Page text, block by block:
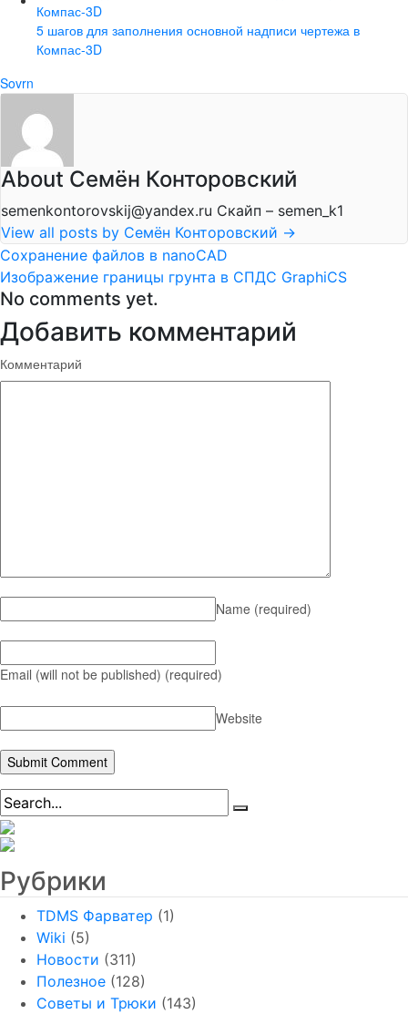
5 шагов для заполнения основной надписи чертежа в
Компас-3D
Sovrn
About Семён Конторовский
semenkontorovskij@yandex.ru Скайп – semen_k1
View all posts by Семён Конторовский →
Сохранение файлов в nanoCAD
Изображение границы грунта в СПДС GraphiCS
No comments yet.
Добавить комментарий
Комментарий
Name (required)
Email (will not be published) (required)
Website
Рубрики
TDMS Фарватер (1)
Wiki (5)
Новости (311)
Полезное (128)
Советы и Трюки (143)